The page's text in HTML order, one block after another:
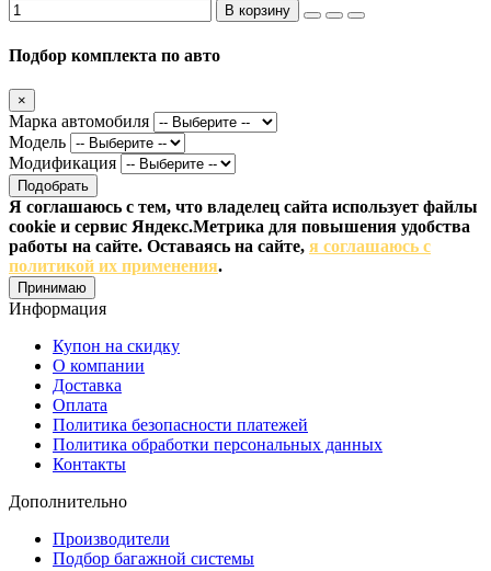
В корзину
Подбор комплекта по авто
×
Марка автомобиля
Модель
Модификация
Подобрать
Я соглашаюсь с тем, что владелец сайта использует файлы
cookie и сервис Яндекс.Метрика для повышения удобства
работы на сайте. Оставаясь на сайте, я соглашаюсь с
политикой их применения.
Принимаю
Информация
Купон на скидку
О компании
Доставка
Оплата
Политика безопасности платежей
Политика обработки персональных данных
Контакты
Дополнительно
Производители
Подбор багажной системы